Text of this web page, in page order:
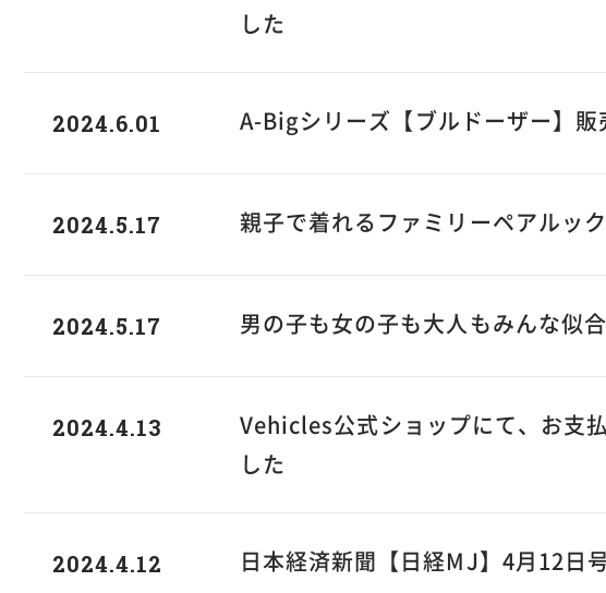
した
2024.6.01 A-Bigシリーズ【ブルドーザー】販
2024.5.17 親子で着れるファミリーペアルッ
2024.5.17 男の子も女の子も大人もみんな似
2024.4.13
Vehicles公式ショップにて、お支
した
2024.4.12 日本経済新聞【日経MJ】4月12日